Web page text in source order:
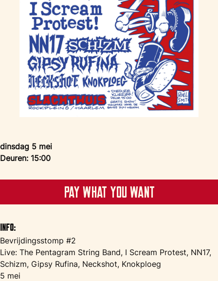
dinsdag 5 mei
Deuren: 15:00
Pay what you want
Info:
Bevrijdingsstomp #2
Live: The Pentagram String Band, I Scream Protest, NN17,
Schizm, Gipsy Rufina, Neckshot, Knokploeg
5 mei